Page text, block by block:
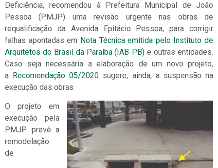
Deficiência, recomendou à Prefeitura Municipal de João
Pessoa (PMJP) uma revisão urgente nas obras de
requalificação da Avenida Epitácio Pessoa, para corrigir
falhas apontadas em Nota Técnica emitida pelo Instituto de
Arquitetos do Brasil da Paraíba (IAB-PB)e outras entidades.
Caso seja necessária a elaboração de um novo projeto,
a Recomendação 05/2020 sugere, ainda, a suspensão na
execução das obras.
O projeto em
execução pela
PMJP prevê a
remodelação
de